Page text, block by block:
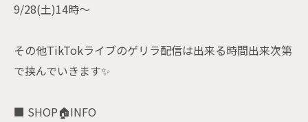
9/28(土)14時〜
その他TikTokライブのゲリラ配信は出来る時間出来次第
で挟んでいきます✨
■ SHOP🏠INFO